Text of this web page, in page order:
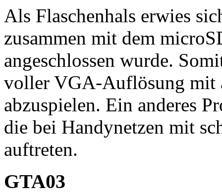
Als Flaschenhals erwies
zusammen mit dem
angeschlossen wurde.
voller VGA-Auflösung mit
abzuspielen. Ein anderes
die bei Handynetzen mit
auftreten.
GTA03